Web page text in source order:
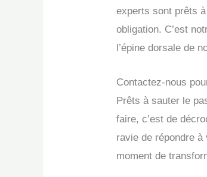
experts sont prêts
obligation. C’est
l’épine dorsale de
Contactez-nous
Prêts à sauter le
faire, c’est de
ravie de répondre
moment de